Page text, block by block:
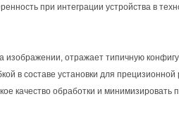
при интеграции устройства в
отражает типичную
в составе установки для
качество обработки и минимизировать